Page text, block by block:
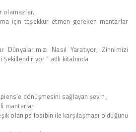
olamazlar.
için teşekkür etmen gereken mantarlar
Nasıl Yaratıyor, Zihnimizi
” adlı kitabında
dönüşmesini sağlayan şeyin ,
mantarlar
olan psilosibin ile karşılaşması olduğunu